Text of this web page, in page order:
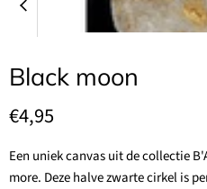
Black moon
Huidige prijs
€4,95
Een uniek canvas uit de collectie
more. Deze halve zwarte cirkel is